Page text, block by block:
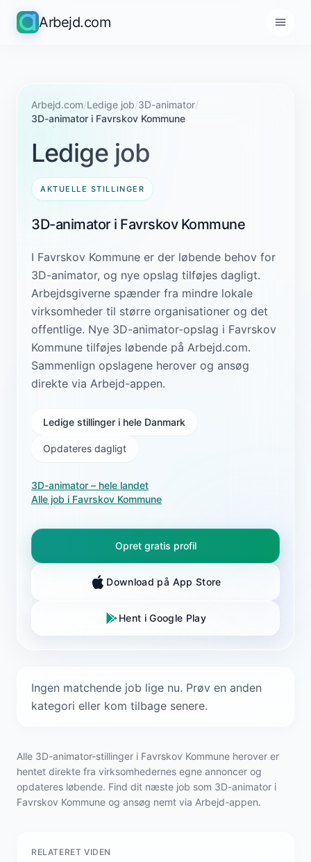
Arbejd.com
Arbejd.com/Ledige job/3D-animator/
3D-animator i Favrskov Kommune
Ledige job
AKTUELLE STILLINGER
3D-animator i Favrskov Kommune
I Favrskov Kommune er der løbende behov for
3D-animator, og nye opslag tilføjes dagligt.
Arbejdsgiverne spænder fra mindre lokale
virksomheder til større organisationer og det
offentlige. Nye 3D-animator-opslag i Favrskov
Kommune tilføjes løbende på Arbejd.com.
Sammenlign opslagene herover og ansøg
direkte via Arbejd-appen.
Ledige stillinger i hele Danmark
Opdateres dagligt
3D-animator – hele landet·
Alle job i Favrskov Kommune
Opret gratis profil
Download på App Store
Hent i Google Play
Ingen matchende job lige nu. Prøv en anden
kategori eller kom tilbage senere.
Alle 3D-animator-stillinger i Favrskov Kommune herover er
hentet direkte fra virksomhedernes egne annoncer og
opdateres løbende. Find dit næste job som 3D-animator i
Favrskov Kommune og ansøg nemt via Arbejd-appen.
RELATERET VIDEN